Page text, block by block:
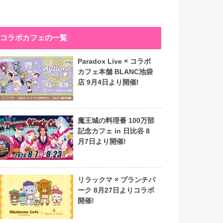
コラボカフェの一覧
Paradox Live × コラボ
カフェ本舗 BLANC池袋
店 9月4日より開催!
魔王城の料理番 100万部
記念カフェ in 日比谷 8
月7日より開催!
リラックマ × ブランチパ
ーク 8月27日よりコラボ
開催!